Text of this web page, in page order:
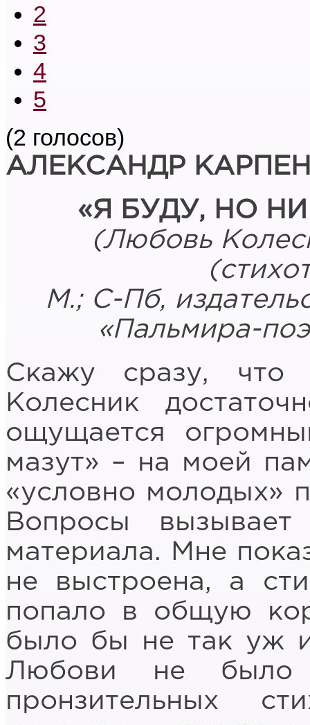
2
3
4
5
(2 голосов)
АЛЕКСАНДР
«Я БУДУ, НО
(Любовь
М.; С-Пб,
«Пальмира-
Скажу сразу, что
Колесник
ощущается
мазут» – на моей
«условно молодых»
Вопросы
материала. Мне
не выстроена, а
попало в общую
было бы не так уж
Любови не было
пронзительных